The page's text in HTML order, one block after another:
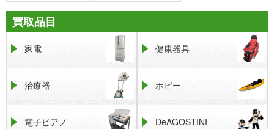
買取品目
家電 健康器具
治療器 ホビー
電子ピアノ DeAGOSTINI